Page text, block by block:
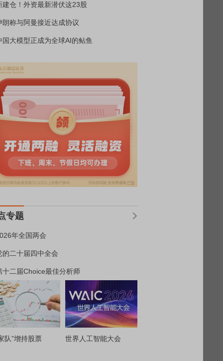
建仓！外资最新潜伏这23股
朗称与阿曼接近达成协议
国大模型正成为全球AI的鲇鱼
专题
年全国两会
的二十届四中全会
十二届Choice最佳分析师
队”增持股票 世界人工智能大会